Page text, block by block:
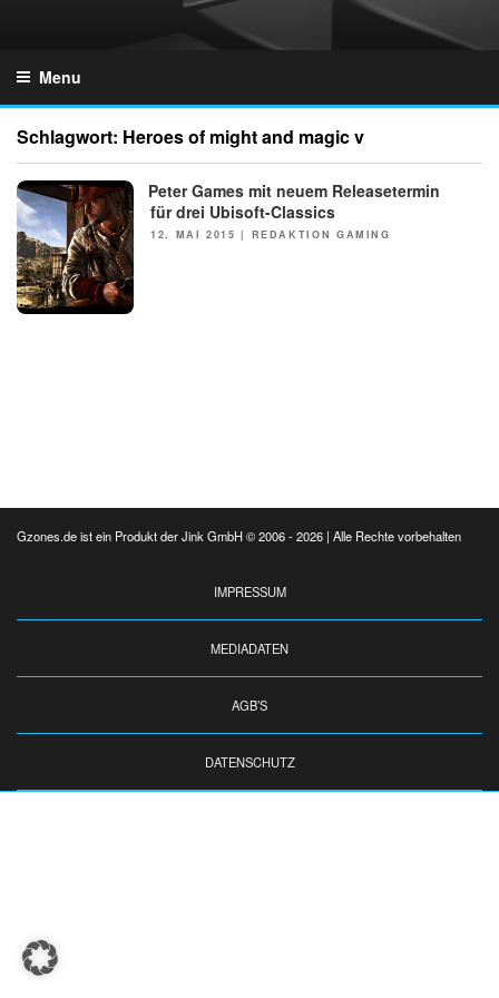
Menu
Schlagwort: Heroes of might and magic v
NEWS
Peter Games mit neuem Releasetermin
für drei Ubisoft-Classics
POSTED
12. MAI 2015 | REDAKTION GAMING
Gzones.de ist ein Produkt der Jink GmbH © 2006 - 2026 | Alle Rechte vorbehalten
IMPRESSUM
MEDIADATEN
AGB’S
DATENSCHUTZ